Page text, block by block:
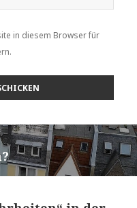
in diesem Browser für